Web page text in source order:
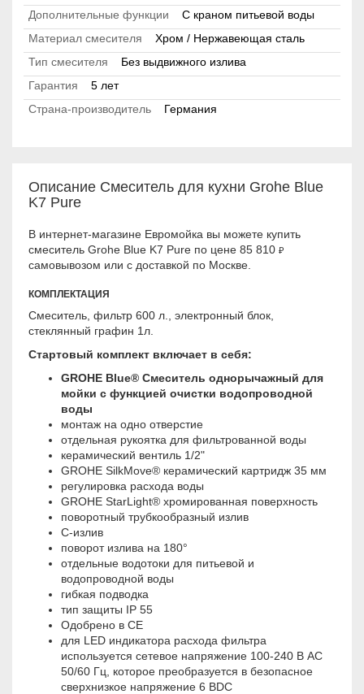
Дополнительные функции
С краном питьевой воды
Материал смесителя
Хром / Нержавеющая сталь
Тип смесителя
Без выдвижного излива
Гарантия
5 лет
Страна-производитель
Германия
Описание Смеситель для кухни Grohe Blue
K7 Pure
В интернет-магазине Евромойка вы можете купить
смеситель Grohe Blue K7 Pure по цене 85 810 ₽
самовывозом или с доставкой по Москве.
КОМПЛЕКТАЦИЯ
Смеситель, фильтр 600 л., электронный блок,
cтеклянный графин 1л.
Стартовый комплект включает в себя:
GROHE Blue® Смеситель однорычажный для
мойки с функцией очистки водопроводной
воды
монтаж на одно отверстие
отдельная рукоятка для фильтрованной воды
керамический вентиль 1/2"
GROHE SilkMove® керамический картридж 35 мм
регулировка расхода воды
GROHE StarLight® хромированная поверхность
поворотный трубкообразный излив
C-излив
поворот излива на 180°
отдельные водотоки для питьевой и
водопроводной воды
гибкая подводка
тип защиты IP 55
Одобрено в СE
для LED индикатора расхода фильтра
используется сетевое напряжение 100-240 В AC
50/60 Гц, которое преобразуется в безопасное
сверхнизкое напряжение 6 BDC